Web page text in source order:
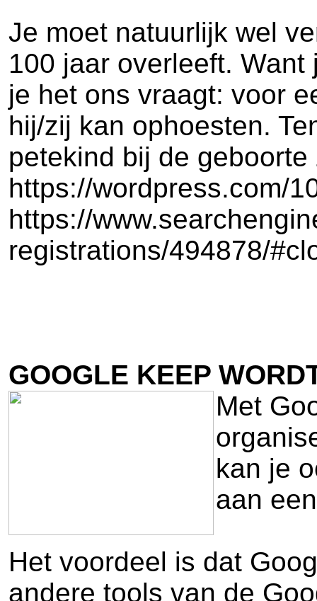
Je moet natuurlijk wel
100 jaar overleeft.
je het ons vraagt: voor
hij/zij kan ophoesten.
petekind bij de
https://wordpress.com/
https://
registrations/494878/
GOOGLE KEEP
Met
kan je
aan
Het voordeel is dat
andere tools van de